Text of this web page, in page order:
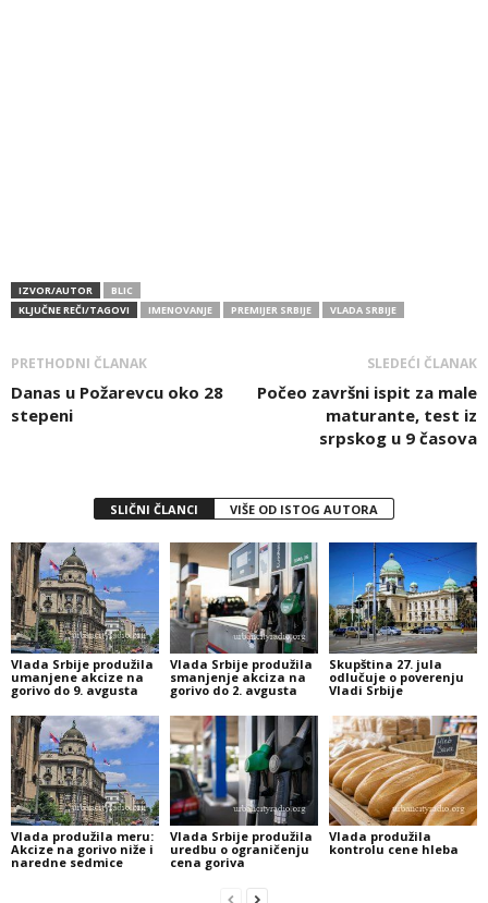
IZVOR/AUTOR
BLIC
KLJUČNE REČI/TAGOVI
IMENOVANJE PREMIJER SRBIJE VLADA SRBIJE
PRETHODNI ČLANAK
Danas u Požarevcu oko 28
stepeni
SLEDEĆI ČLANAK
Počeo završni ispit za male
maturante, test iz
srpskog u 9 časova
SLIČNI ČLANCI VIŠE OD ISTOG AUTORA
Vlada Srbije produžila
umanjene akcize na
gorivo do 9. avgusta
Vlada Srbije produžila
smanjenje akciza na
gorivo do 2. avgusta
Skupština 27. jula
odlučuje o poverenju
Vladi Srbije
Vlada produžila meru:
Akcize na gorivo niže i
naredne sedmice
Vlada Srbije produžila
uredbu o ograničenju
cena goriva
Vlada produžila
kontrolu cene hleba